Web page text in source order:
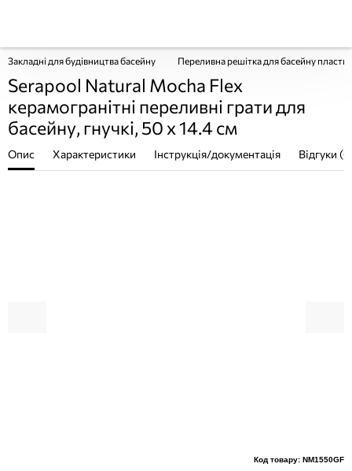
Закладні для будівництва басейну Переливна решітка для басейну
Serapool Natural Mocha Flex
керамогранітні переливні грати для
басейну, гнучкі, 50 x 14.4 см
Опис Характеристики Інструкція/документація Відгуки
Код товару: NM1550GF